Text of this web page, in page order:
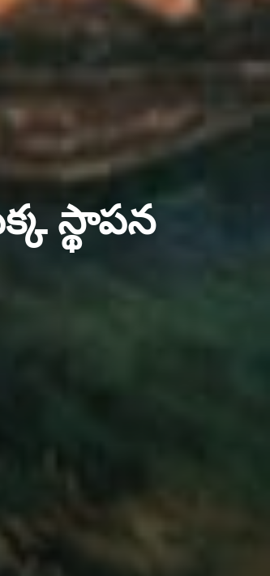
స్థాపన